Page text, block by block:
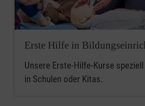
Erste Hilfe in
Unsere Erste-Hilfe-Kurse
in Schulen oder Kitas.